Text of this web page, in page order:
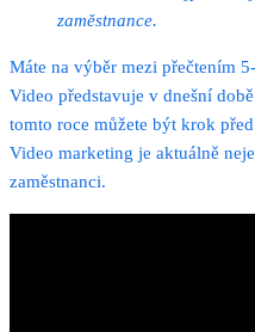
zaměstnance.
Máte na výběr mezi přečtením
Video představuje v dnešní době
tomto roce můžete být krok
Video marketing je aktuálně
zaměstnanci.